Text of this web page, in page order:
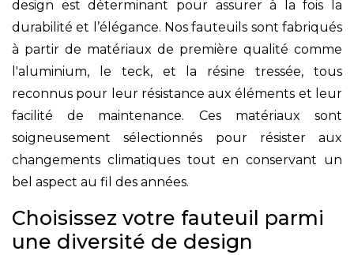
design est déterminant pour assurer à la fois la
durabilité et l’élégance. Nos fauteuils sont fabriqués
à partir de matériaux de première qualité comme
l'aluminium, le teck, et la résine tressée, tous
reconnus pour leur résistance aux éléments et leur
facilité de maintenance. Ces matériaux sont
soigneusement sélectionnés pour résister aux
changements climatiques tout en conservant un
bel aspect au fil des années.
Choisissez votre fauteuil parmi
une diversité de design